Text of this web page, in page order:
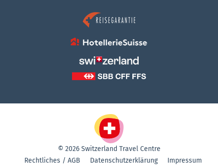
© 2026 Switzerland Travel Centre
Rechtliches / AGB
Datenschutzerklärung Impressum